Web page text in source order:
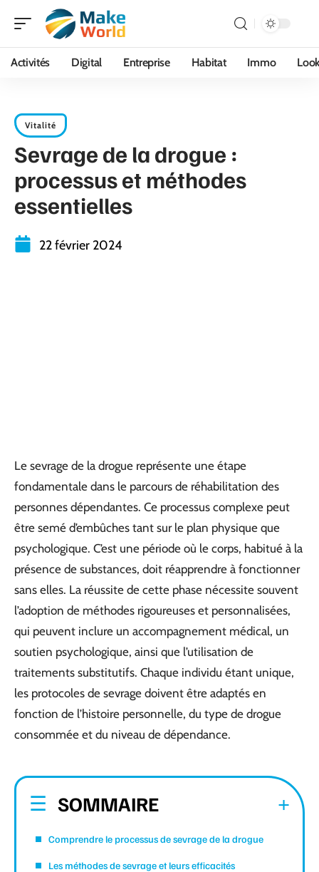
Activités Digital Entreprise Habitat Immo
Vitalité
Sevrage de la drogue :
processus et méthodes
essentielles
22 février 2024
Le sevrage de la drogue représente une étape
fondamentale dans le parcours de réhabilitation des
personnes dépendantes. Ce processus complexe peut
être semé d’embûches tant sur le plan physique que
psychologique. C’est une période où le corps, habitué à la
présence de substances, doit réapprendre à fonctionner
sans elles. La réussite de cette phase nécessite souvent
l’adoption de méthodes rigoureuses et personnalisées,
qui peuvent inclure un accompagnement médical, un
soutien psychologique, ainsi que l’utilisation de
traitements substitutifs. Chaque individu étant unique,
les protocoles de sevrage doivent être adaptés en
fonction de l’histoire personnelle, du type de drogue
consommée et du niveau de dépendance.
SOMMAIRE
Comprendre le processus de sevrage de la drogue
Les méthodes de sevrage et leurs efficacités